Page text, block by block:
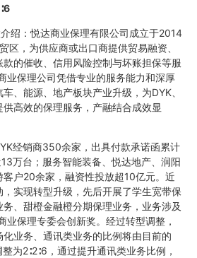
绍：悦达商业保理有限公司成立于2014
区，为供应商或出口商提供贸易融资、
的催收、信用风险控制与坏账担保等服
业保理公司凭借专业的服务能力和深厚
、能源、地产板块产业升级，为DYK、
高效的保理服务，产融结合成效显
经销商350余家，出具付款承诺函累计
万台；服务智能装备、悦达地产、润阳
户20余家，融资性投放超10亿元。近
实现转型升级，先后开展了学生宽带保
、甜橙金融橙分期保理业务，业务涉及
业保理专委会创新奖。经过转型调整，
业务、通讯类业务的比例将由目前的
为2∶2∶6，通过提升通讯类业务比例，